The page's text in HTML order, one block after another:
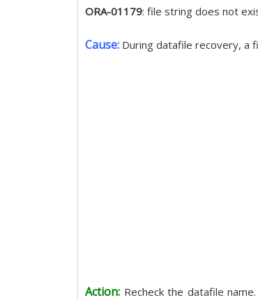
ORA-01179: file string does not
Cause: During datafile recovery, a
Action: Recheck the datafile